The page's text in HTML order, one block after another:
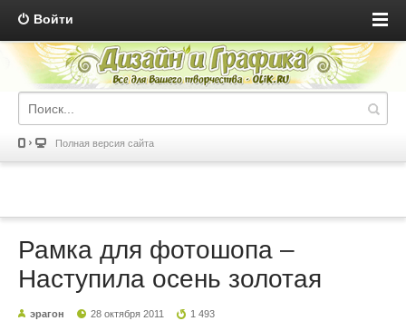
Войти
Полная версия сайта
Рамка для фотошопа –
Наступила осень золотая
эрагон 28 октября 2011 1 493